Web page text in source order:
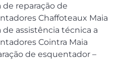
reparação de
Chaffoteaux Maia
assistência técnica a
Cointra Maia
de esquentador –